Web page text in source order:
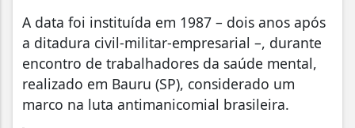
A data foi instituída em 1987 – dois anos após
a ditadura civil-militar-empresarial –, durante
encontro de trabalhadores da saúde mental,
realizado em Bauru (SP), considerado um
marco na luta antimanicomial brasileira.